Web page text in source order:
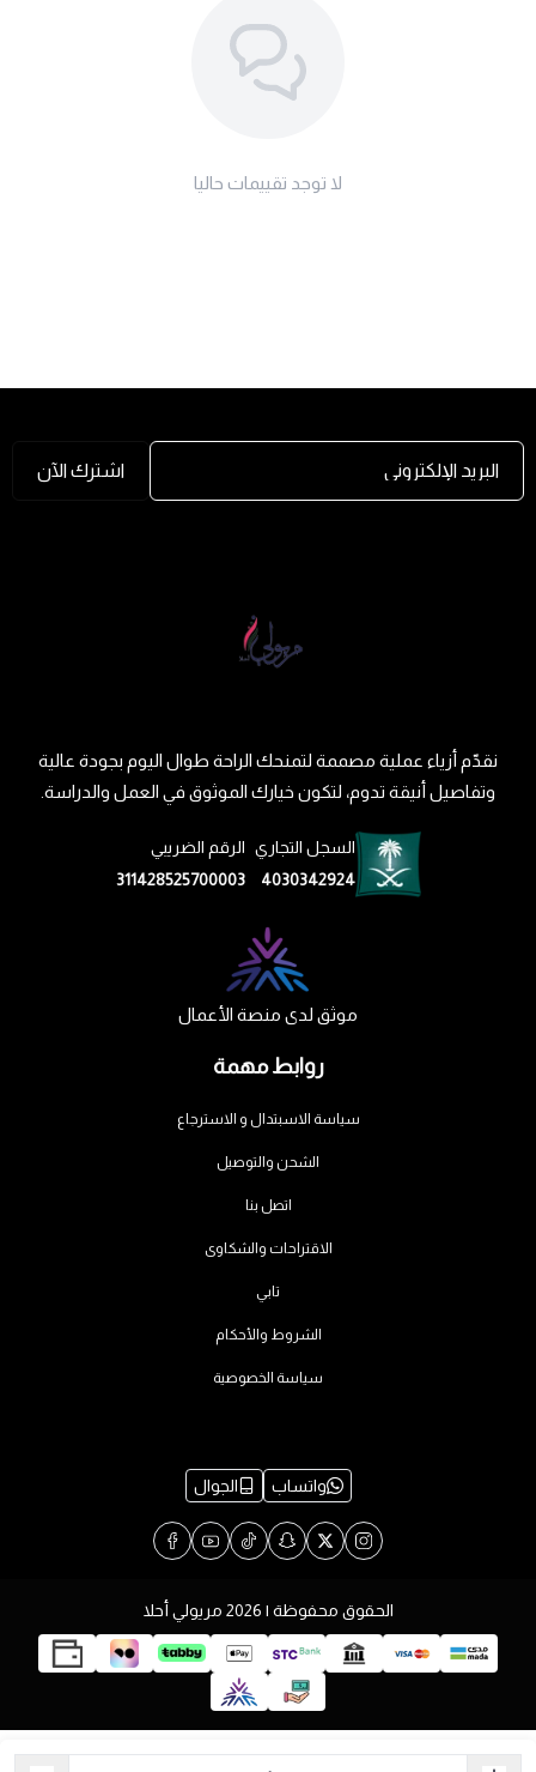
لا توجد تقييمات حاليا
البريد الإلكتروني
اشترك الآن
روابط مهمة
سياسة الاسبتدال و الاسترجاع
الشحن والتوصيل
اتصل بنا
الاقتراحات والشكاوى
تابي
الشروط والأحكام
سياسة الخصوصية
نقدّم أزياء عملية مصممة لتمنحك الراحة طوال اليوم بجودة عالية
وتفاصيل أنيقة تدوم، لتكون خيارك الموثوق في العمل والدراسة.
السجل التجاري
4030342924
الرقم الضريبي
311428525700003
موثق لدى منصة الأعمال
واتساب الجوال
الحقوق محفوظة | 2026 مريولي أحلا